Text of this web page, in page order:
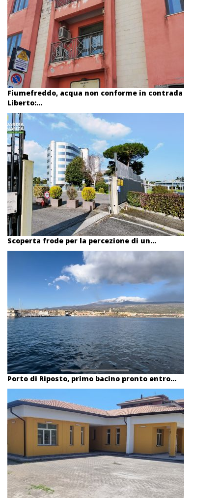
Fiumefreddo, acqua non conforme in contrada
Liberto:...
Scoperta frode per la percezione di un...
Porto di Riposto, primo bacino pronto entro...